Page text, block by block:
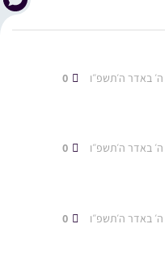
ה׳ באדר ה׳תשפ״ו
ה׳ באדר ה׳תשפ״ו
ה׳ באדר ה׳תשפ״ו